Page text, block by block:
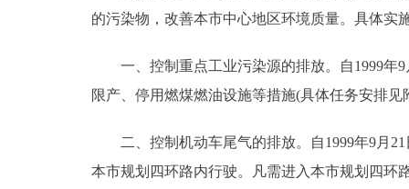
参与调查
的污染物，改善本市中心地区环境质量。具体实
一、控制重点工业污染源的排放。自1999年9
限产、停用燃煤燃油设施等措施(具体任务安排见
二、控制机动车尾气的排放。自1999年9月21
本市规划四环路内行驶。凡需进入本市规划四环